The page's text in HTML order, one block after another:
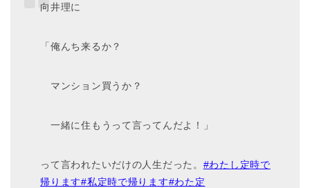
向井理に
「俺んち来るか？
マンション買うか？
一緒に住もうって言ってんだよ！」
って言われたいだけの人生だった。 #わたし定時で
帰ります#私定時で帰ります#わた定